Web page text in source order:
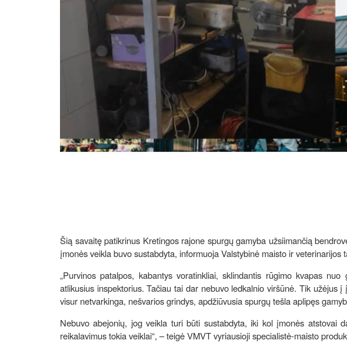
Šią savaitę patikrinus Kretingos rajone spurgų gamyba užsiimančią
įmonės veikla buvo sustabdyta, informuoja Valstybinė maisto ir veterinarijos
„Purvinos patalpos, kabantys voratinkliai, sklindantis rūgimo kvapas
atlikusius inspektorius. Tačiau tai dar nebuvo ledkalnio viršūnė. Tik užėjus
visur netvarkinga, nešvarios grindys, apdžiūvusia spurgų tešla aplipęs
Nebuvo abejonių, jog veikla turi būti sustabdyta, iki kol įmonės atstovai
reikalavimus tokia veiklai“, – teigė VMVT vyriausioji specialistė-maisto